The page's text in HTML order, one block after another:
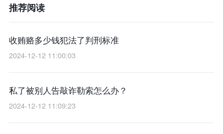
推荐阅读
收贿赂多少钱犯法了判刑标准
2024-12-12 11:00:03
私了被别人告敲诈勒索怎么办？
2024-12-12 11:09:23